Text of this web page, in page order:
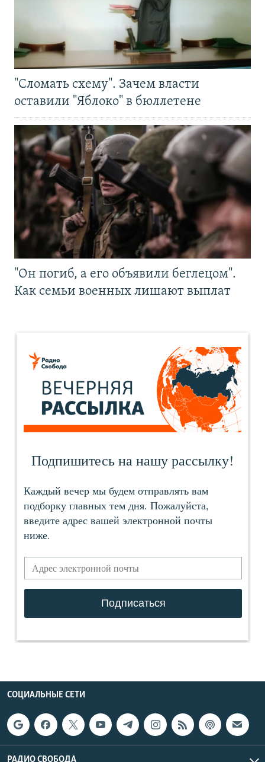
"Сломать схему". Зачем власти
оставили "Яблоко" в бюллетене
"Он погиб, а его объявили беглецом".
Как семьи военных лишают выплат
СОЦИАЛЬНЫЕ СЕТИ
РАДИО СВОБОДА